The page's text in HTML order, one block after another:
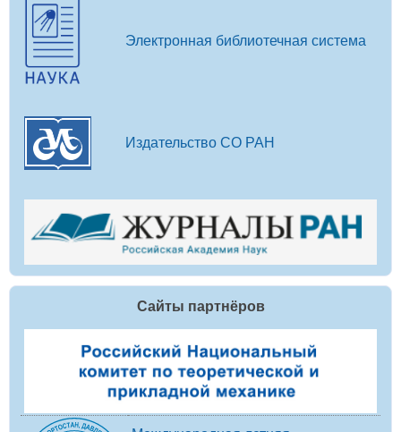
Электронная библиотечная система
Издательство СО РАН
Сайты партнёров